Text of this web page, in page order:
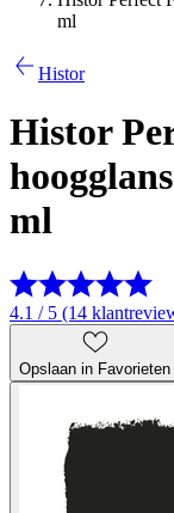
ml
Histor
Histor
ml
4.1 / 5 (14
Opslaan in Favorieten